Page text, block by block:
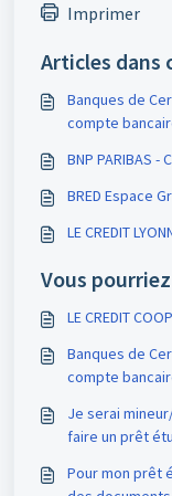
Imprimer
Articles dans
Banques de
compte
BNP PARIBAS -
BRED Espace
LE CREDIT
Vous
LE CREDIT
Banques de
compte
Je serai
faire un prêt
Pour mon prêt